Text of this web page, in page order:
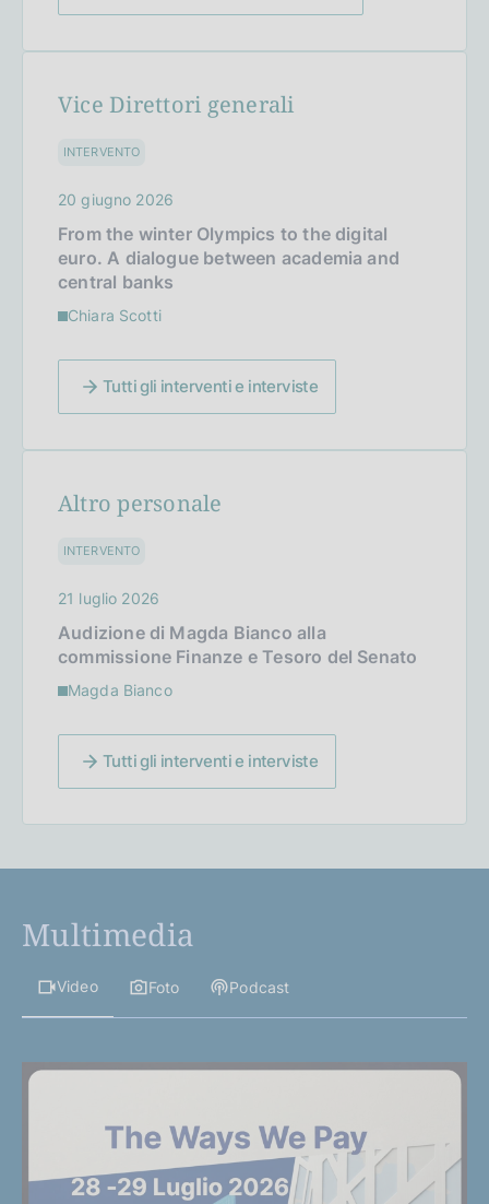
Vice Direttori generali
INTERVENTO
20 giugno 2026
From the winter Olympics to the digital
euro. A dialogue between academia and
central banks
Chiara Scotti
Tutti gli interventi e interviste
Altro personale
INTERVENTO
21 luglio 2026
Audizione di Magda Bianco alla
commissione Finanze e Tesoro del Senato
Magda Bianco
Tutti gli interventi e interviste
Multimedia
Video Foto Podcast